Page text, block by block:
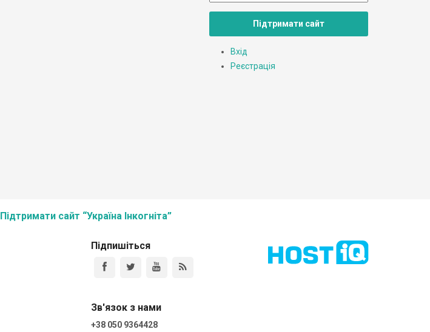
Підтримати сайт
Вхід
Реєстрація
Підтримати сайт “Україна Інкогніта”
Підпишіться
Зв'язок з нами
+38 050 9364428